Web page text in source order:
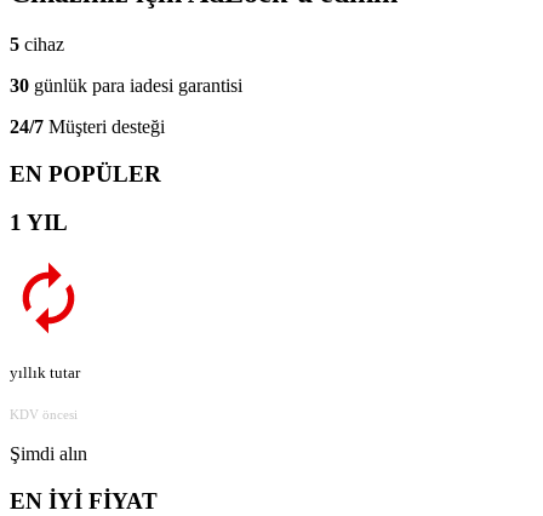
5 cihaz
30 günlük para iadesi garantisi
24/7 Müşteri desteği
EN POPÜLER
1 YIL
yıllık tutar
KDV öncesi
Şimdi alın
EN İYİ FİYAT